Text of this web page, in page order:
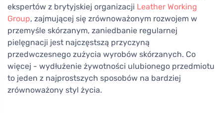
ekspertów z brytyjskiej organizacji Leather Working
Group, zajmującej się zrównoważonym rozwojem w
przemyśle skórzanym, zaniedbanie regularnej
pielęgnacji jest najczęstszą przyczyną
przedwczesnego zużycia wyrobów skórzanych. Co
więcej - wydłużenie żywotności ulubionego przedmiotu
to jeden z najprostszych sposobów na bardziej
zrównoważony styl życia.